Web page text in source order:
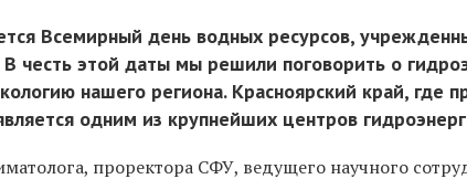
Всемирный день водных ресурсов,
честь этой даты мы решили поговорить о
нашего региона. Красноярский край, где
одним из крупнейших центров
проректора СФУ, ведущего научного